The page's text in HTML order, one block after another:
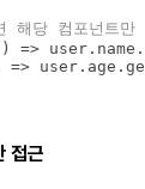
당 컴포넌트만
=>
접근